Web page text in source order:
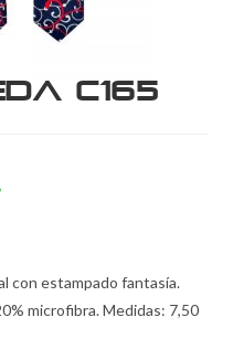
C165
con estampado fantasía.
microfibra. Medidas: 7,50